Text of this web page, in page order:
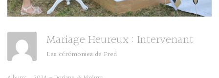
Mariage Heureux : Intervenant
Les cérémonies de Fred